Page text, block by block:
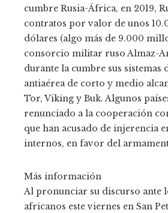
cumbre Rusia-África, en 2019,
contratos por valor de unos
dólares (algo más de 9.000
consorcio militar ruso Almaz-
durante la cumbre sus sistemas
antiaérea de corto y medio
Tor, Viking y Buk. Algunos
renunciado a la cooperación
que han acusado de injerencia
internos, en favor del
Más información
Al pronunciar su discurso ante
africanos este viernes en San